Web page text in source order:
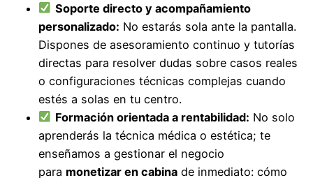
Soporte directo y acompañamiento
personalizado: No estarás sola ante la pantalla.
Dispones de asesoramiento continuo y tutorías
directas para resolver dudas sobre casos reales
o configuraciones técnicas complejas cuando
estés a solas en tu centro.
Formación orientada a rentabilidad: No solo
aprenderás la técnica médica o estética; te
enseñamos a gestionar el negocio
para monetizar en cabina de inmediato: cómo